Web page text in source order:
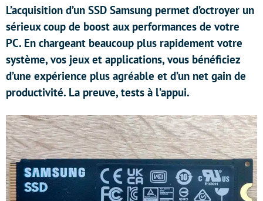
L’acquisition d’un SSD Samsung permet d’octroyer un
sérieux coup de boost aux performances de votre
PC. En chargeant beaucoup plus rapidement votre
système, vos jeux et applications, vous bénéficiez
d’une expérience plus agréable et d’un net gain de
productivité. La preuve, tests à l’appui.